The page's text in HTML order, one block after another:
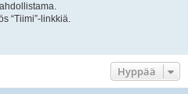
“Tiimi”-linkkiä.
Hyppää